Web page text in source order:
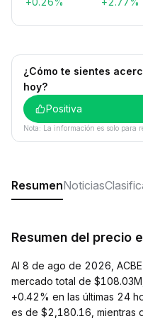
¿Cómo te sientes
hoy?
Positiva
Nota: La información es solo para
ResumenNoticias
Resumen del precio
Al 8 de ago de 2026,
mercado total de
+0.42% en las últimas 24
es de $2,180.16, mientras